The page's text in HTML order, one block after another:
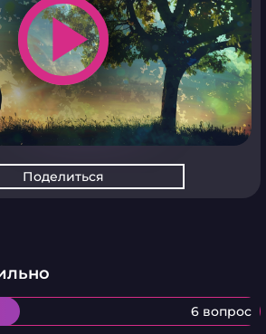
play_arrow
Поделиться
6 вопрос